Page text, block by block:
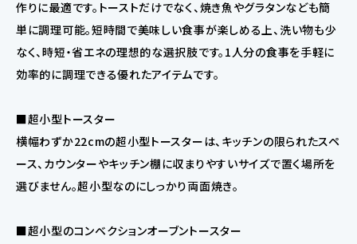
作りに最適です。トーストだけでなく、焼き魚やグラタンなども簡
単に調理可能。短時間で美味しい食事が楽しめる上、洗い物も少
なく、時短・省エネの理想的な選択肢です。1人分の食事を手軽に
効率的に調理できる優れたアイテムです。
■超小型トースター
横幅わずか22cmの超小型トースターは、キッチンの限られたスペ
ース、カウンターやキッチン棚に収まりやすいサイズで置く場所を
選びません。超小型なのにしっかり両面焼き。
■超小型のコンベクションオーブントースター